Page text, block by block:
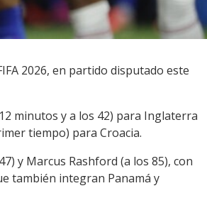
2026, en partido disputado este
minutos y a los 42) para Inglaterra
tiempo) para Croacia.
y Marcus Rashford (a los 85), con
también integran Panamá y